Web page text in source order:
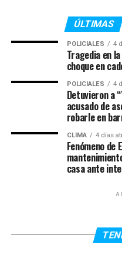
aumento en los precios
colaboración para
para los familiares de
el país oceánico
correspondientes.
El accidente ocurrió el
cuando un micro
pasajeros chocó contra
volcando en una ruta del
autoridades locales
“catastrófica” y
además de la víctima
Serena había sido
médico luego del
debido a la gravedad de
Valentina continúa
ÚLTIMAS
POLICIALES 4
Tragedia en
choque en
POLICIALES 4
Detuvieron a
acusado de
robarle en
CLIMA 4 días
Fenómeno de
casa ante